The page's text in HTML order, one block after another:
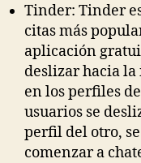
Tinder: Tinder
citas más
aplicación
deslizar hacia
en los perfiles
usuarios se
perfil del otro,
comenzar a